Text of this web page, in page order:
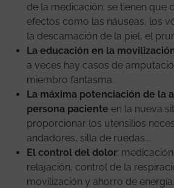
de la medicación: se tienen que
efectos como las náuseas, los
la descamación de la piel, el
La educación en la
a veces hay casos de
miembro fantasma.
La máxima potenciación de la
persona paciente en la nueva
proporcionar los utensilios
andadores, silla de ruedas...
El control del dolor:
relajación, control de la
movilización y ahorro de energía.